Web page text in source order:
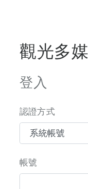
觀光多
登入
認證方式
帳號